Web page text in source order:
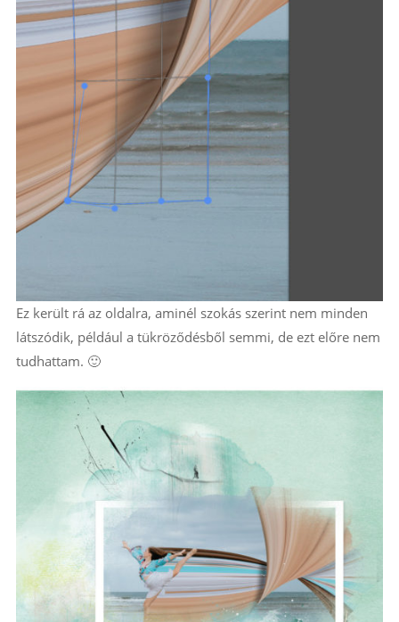
Ez került rá az oldalra, aminél szokás szerint nem minden
látszódik, például a tükröződésből semmi, de ezt előre nem
tudhattam. 🙂